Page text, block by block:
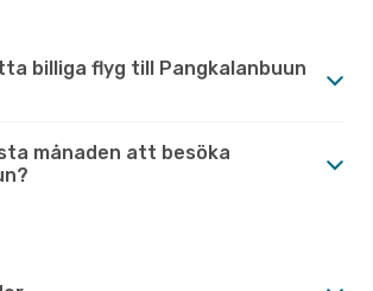
billiga flyg till Pangkalanbuun
månaden att besöka